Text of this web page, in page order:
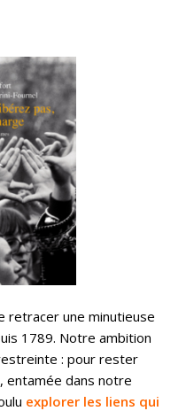
retracer une minutieuse
1789. Notre ambition
: pour rester
entamée dans notre
explorer les liens qui